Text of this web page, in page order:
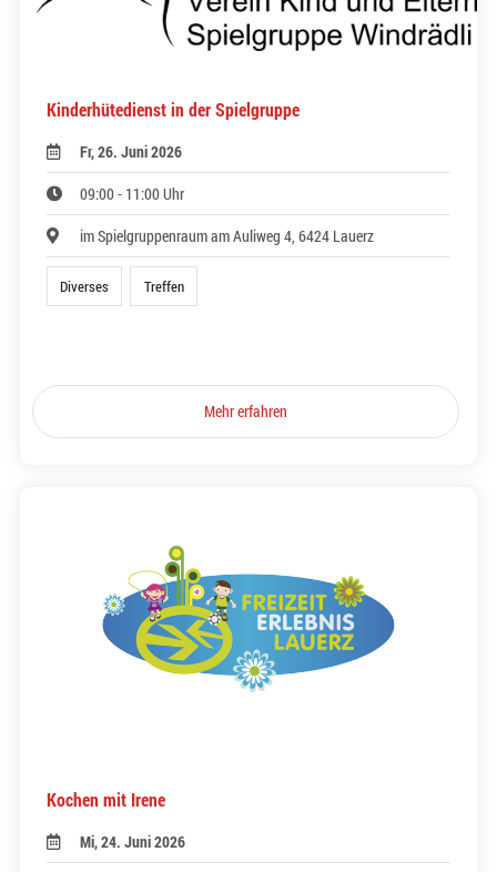
Kinderhütedienst in der Spielgruppe
Fr, 26. Juni 2026
09:00 - 11:00 Uhr
im Spielgruppenraum am Auliweg 4, 6424 Lauerz
Diverses Treffen
Mehr erfahren
Kochen mit Irene
Mi, 24. Juni 2026